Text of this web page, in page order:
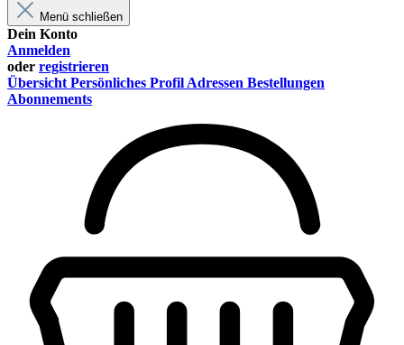
Menü schließen
Dein Konto
Anmelden
oder registrieren
Übersicht Persönliches Profil Adressen Bestellungen
Abonnements